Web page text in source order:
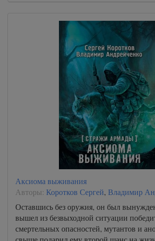
Аксиома выживания
Авторы: Коротков Сергей, Владимир
Оставшись без оружия, он был
вышел из безвыходной ситуации
смертельных опасностей, мутантов и